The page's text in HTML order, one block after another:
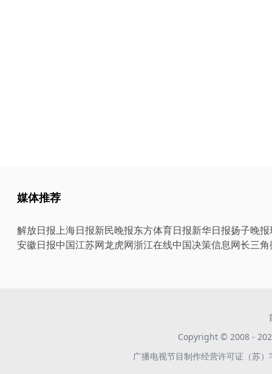
媒体推荐
解放日报上海日报新民晚报东方体育日报新华日报扬子晚报
安徽日报中国江苏网龙虎网浙江在线中国决策信息网长三
Copyright © 2008 -
广播电视节目制作经营许可证（苏